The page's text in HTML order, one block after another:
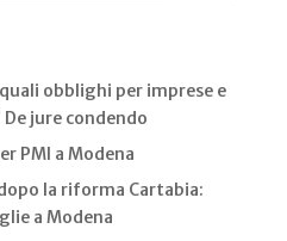
quali obblighi per imprese e
jure condendo
PMI a Modena
la riforma Cartabia:
a Modena